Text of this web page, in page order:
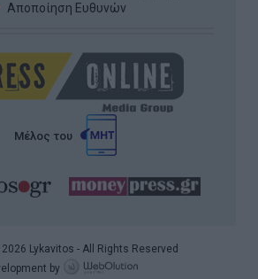
Αποποίηση Ευθυνών
Μέλος του
Lykavitos - All Rights Reserved
by